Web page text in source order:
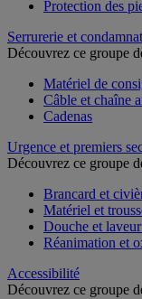
Protection des
Serrurerie et
Découvrez ce groupe
Matériel de
Câble et chaîne
Cadenas
Urgence et premiers
Découvrez ce groupe
Brancard et
Matériel et
Douche et
Réanimation et
Accessibilité
Découvrez ce groupe